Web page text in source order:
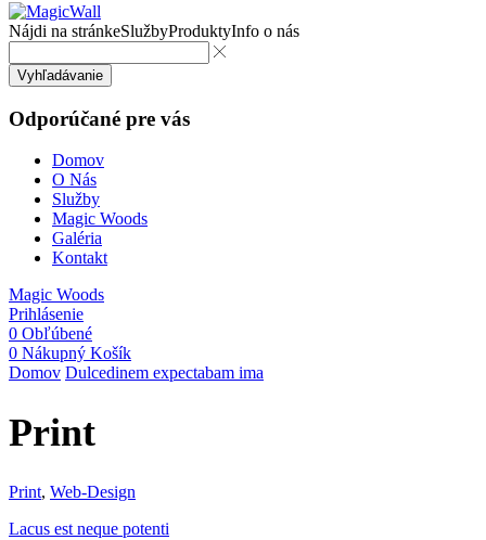
Nájdi na stránkeSlužbyProduktyInfo o nás
Vyhľadávanie
Odporúčané pre vás
Domov
O Nás
Služby
Magic Woods
Galéria
Kontakt
Magic Woods
Prihlásenie
0 Obľúbené
0 Nákupný Košík
Domov Dulcedinem expectabam ima
Print
Print, Web-Design
Lacus est neque potenti